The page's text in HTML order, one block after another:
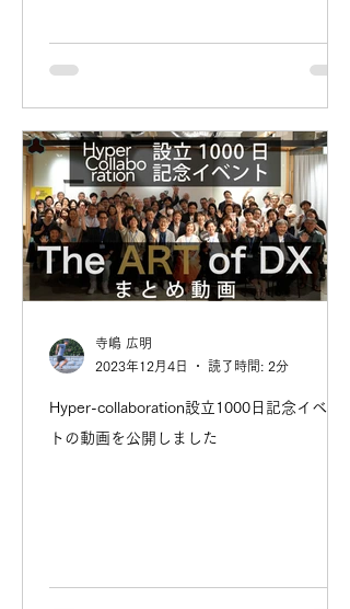
Hyper-collaboration設立1000日記念イベン
トの動画を公開しました
寺嶋 広明
2023年12月4日
読了時間: 2分